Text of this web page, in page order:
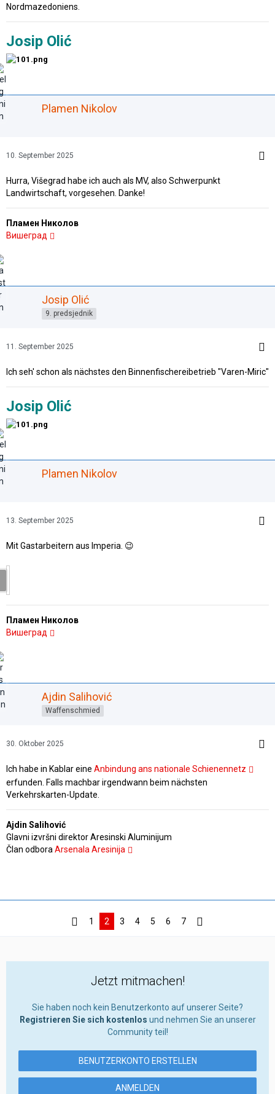
Nordmazedoniens.
Josip Olić
Plamen Nikolov
10. September 2025
Hurra, Višegrad habe ich auch als MV, also Schwerpunkt
Landwirtschaft, vorgesehen. Danke!
Пламен Николов
Вишеград
Josip Olić
9. predsjednik
11. September 2025
Ich seh' schon als nächstes den Binnenfischereibetrieb "Varen-Miric"
Josip Olić
Plamen Nikolov
13. September 2025
Mit Gastarbeitern aus Imperia. 😉
Пламен Николов
Вишеград
Ajdin Salihović
Waffenschmied
30. Oktober 2025
Ich habe in Kablar eine Anbindung ans nationale Schienennetz
erfunden. Falls machbar irgendwann beim nächsten
Verkehrskarten-Update.
Ajdin Salihović
Glavni izvršni direktor Aresinski Aluminijum
Član odbora Arsenala Aresinija
1 2 3 4 5 6 7
Jetzt mitmachen!
Sie haben noch kein Benutzerkonto auf unserer Seite?
Registrieren Sie sich kostenlos und nehmen Sie an unserer
Community teil!
BENUTZERKONTO ERSTELLEN
ANMELDEN